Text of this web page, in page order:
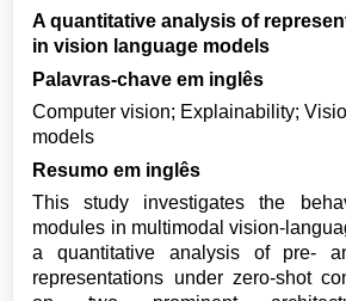
A quantitative analysis of
in vision language models
Palavras-chave em inglês
Computer vision; Explainability;
models
Resumo em inglês
This study investigates the
modules in multimodal vision-
a quantitative analysis of pre-
representations under zero-shot